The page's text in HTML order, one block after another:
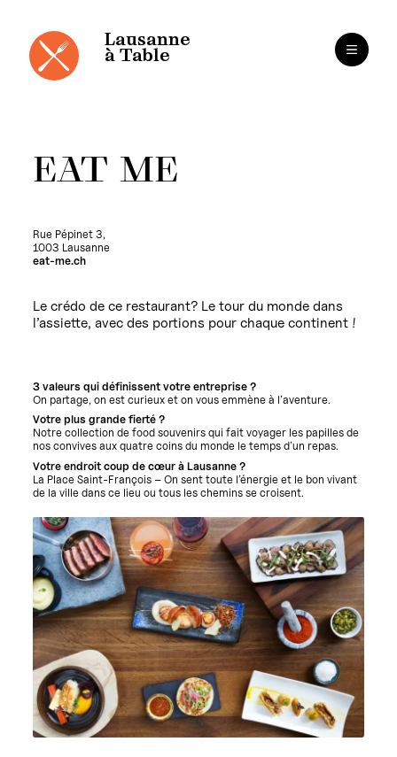
Lausanne
à Table
EAT ME
Rue Pépinet 3,
1003 Lausanne
eat-me.ch
Le crédo de ce restaurant? Le tour du monde dans
l’assiette, avec des portions pour chaque continent !
3 valeurs qui définissent votre entreprise ?
On partage, on est curieux et on vous emmène à l’aventure.
Votre plus grande fierté ?
Notre collection de food souvenirs qui fait voyager les papilles de
nos convives aux quatre coins du monde le temps d’un repas.
Votre endroit coup de cœur à Lausanne ?
La Place Saint-François – On sent toute l’énergie et le bon vivant
de la ville dans ce lieu ou tous les chemins se croisent.